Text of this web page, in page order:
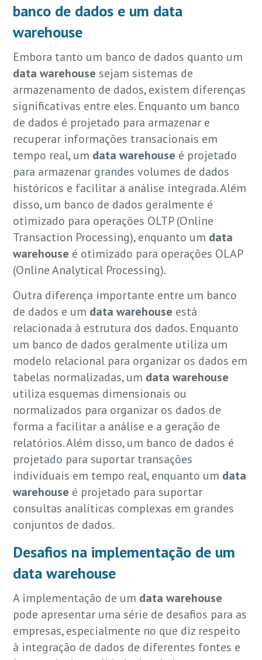
banco de dados e um data
warehouse
Embora tanto um banco de dados quanto um
data warehouse sejam sistemas de
armazenamento de dados, existem diferenças
significativas entre eles. Enquanto um banco
de dados é projetado para armazenar e
recuperar informações transacionais em
tempo real, um data warehouse é projetado
para armazenar grandes volumes de dados
históricos e facilitar a análise integrada. Além
disso, um banco de dados geralmente é
otimizado para operações OLTP (Online
Transaction Processing), enquanto um data
warehouse é otimizado para operações OLAP
(Online Analytical Processing).
Outra diferença importante entre um banco
de dados e um data warehouse está
relacionada à estrutura dos dados. Enquanto
um banco de dados geralmente utiliza um
modelo relacional para organizar os dados em
tabelas normalizadas, um data warehouse
utiliza esquemas dimensionais ou
normalizados para organizar os dados de
forma a facilitar a análise e a geração de
relatórios. Além disso, um banco de dados é
projetado para suportar transações
individuais em tempo real, enquanto um data
warehouse é projetado para suportar
consultas analíticas complexas em grandes
conjuntos de dados.
Desafios na implementação de um
data warehouse
A implementação de um data warehouse
pode apresentar uma série de desafios para as
empresas, especialmente no que diz respeito
à integração de dados de diferentes fontes e